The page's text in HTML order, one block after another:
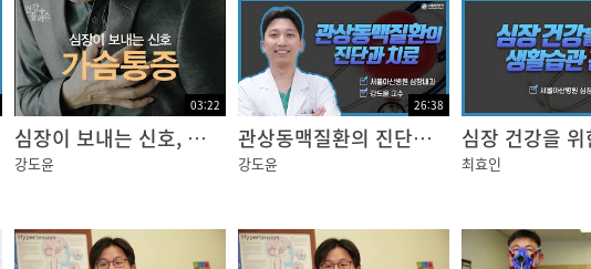
03:22
심장이 보내는 신호, 가슴통증 [건강플러스]
강도윤
26:38
관상동맥질환의 진단과 치료
강도윤 최효인